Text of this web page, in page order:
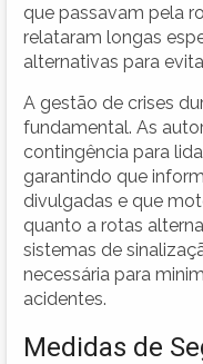
que passavam pela
relataram longas
alternativas para
A gestão de crises
fundamental. As
contingência para
garantindo que
divulgadas e que
quanto a rotas
sistemas de
necessária para
acidentes.
Medidas de